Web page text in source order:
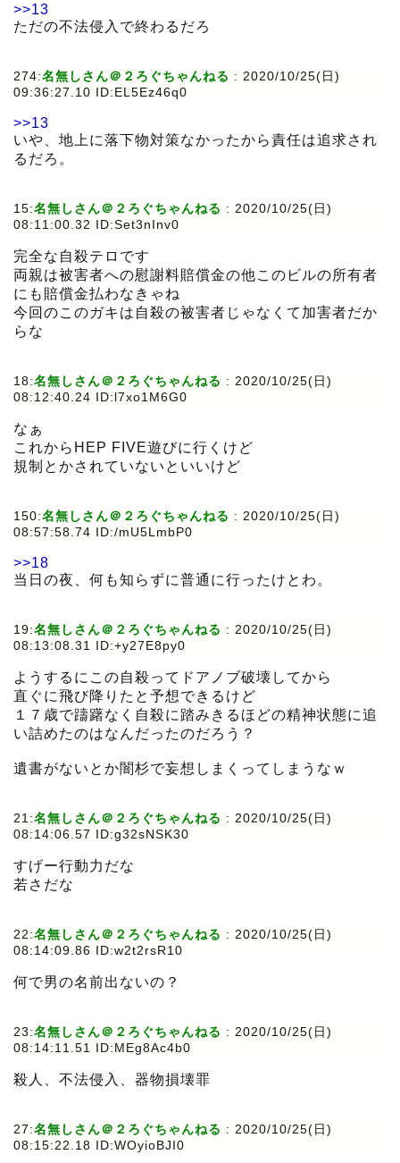
>>13
ただの不法侵入で終わるだろ
274:名無しさん＠２ろぐちゃんねる : 2020/10/25(日)
09:36:27.10 ID:EL5Ez46q0
>>13
いや、地上に落下物対策なかったから責任は追求され
るだろ。
15:名無しさん＠２ろぐちゃんねる : 2020/10/25(日)
08:11:00.32 ID:Set3nInv0
完全な自殺テロです
両親は被害者への慰謝料賠償金の他このビルの所有者
にも賠償金払わなきゃね
今回のこのガキは自殺の被害者じゃなくて加害者だか
らな
18:名無しさん＠２ろぐちゃんねる : 2020/10/25(日)
08:12:40.24 ID:l7xo1M6G0
なぁ
これからHEP FIVE遊びに行くけど
規制とかされていないといいけど
150:名無しさん＠２ろぐちゃんねる : 2020/10/25(日)
08:57:58.74 ID:/mU5LmbP0
>>18
当日の夜、何も知らずに普通に行ったけとわ。
19:名無しさん＠２ろぐちゃんねる : 2020/10/25(日)
08:13:08.31 ID:+y27E8py0
ようするにこの自殺ってドアノブ破壊してから
直ぐに飛び降りたと予想できるけど
１７歳で躊躇なく自殺に踏みきるほどの精神状態に追
い詰めたのはなんだったのだろう？
遺書がないとか闇杉で妄想しまくってしまうなｗ
21:名無しさん＠２ろぐちゃんねる : 2020/10/25(日)
08:14:06.57 ID:g32sNSK30
すげー行動力だな
若さだな
22:名無しさん＠２ろぐちゃんねる : 2020/10/25(日)
08:14:09.86 ID:w2t2rsR10
何で男の名前出ないの？
23:名無しさん＠２ろぐちゃんねる : 2020/10/25(日)
08:14:11.51 ID:MEg8Ac4b0
殺人、不法侵入、器物損壊罪
27:名無しさん＠２ろぐちゃんねる : 2020/10/25(日)
08:15:22.18 ID:WOyioBJI0